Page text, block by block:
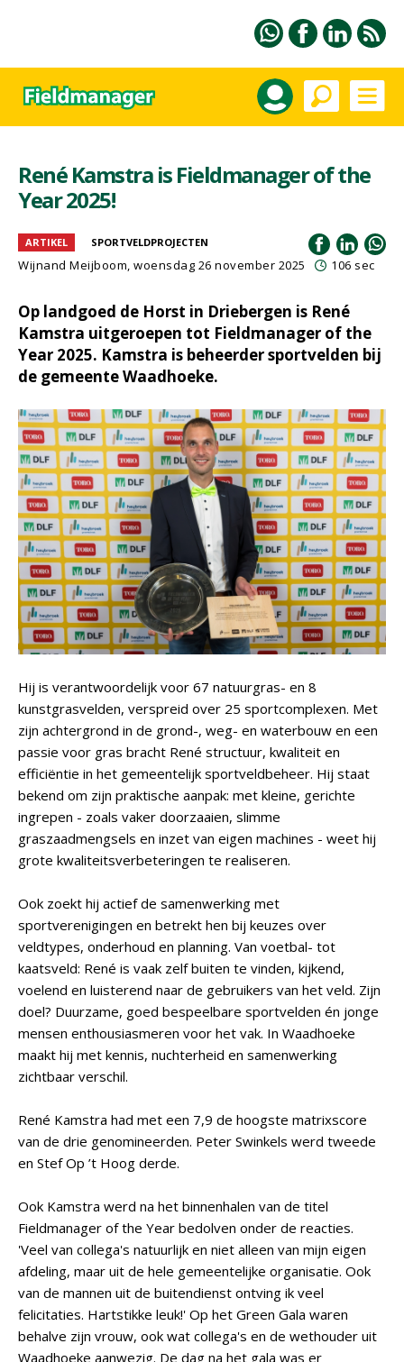
René Kamstra is Fieldmanager of the
Year 2025!
ARTIKEL SPORTVELDPROJECTEN
Wijnand Meijboom, woensdag 26 november 2025 106 sec
Op landgoed de Horst in Driebergen is René
Kamstra uitgeroepen tot Fieldmanager of the
Year 2025. Kamstra is beheerder sportvelden bij
de gemeente Waadhoeke.
Hij is verantwoordelijk voor 67 natuurgras- en 8
kunstgrasvelden, verspreid over 25 sportcomplexen. Met
zijn achtergrond in de grond-, weg- en waterbouw en een
passie voor gras bracht René structuur, kwaliteit en
efficiëntie in het gemeentelijk sportveldbeheer. Hij staat
bekend om zijn praktische aanpak: met kleine, gerichte
ingrepen - zoals vaker doorzaaien, slimme
graszaadmengsels en inzet van eigen machines - weet hij
grote kwaliteitsverbeteringen te realiseren.
Ook zoekt hij actief de samenwerking met
sportverenigingen en betrekt hen bij keuzes over
veldtypes, onderhoud en planning. Van voetbal- tot
kaatsveld: René is vaak zelf buiten te vinden, kijkend,
voelend en luisterend naar de gebruikers van het veld. Zijn
doel? Duurzame, goed bespeelbare sportvelden én jonge
mensen enthousiasmeren voor het vak. In Waadhoeke
maakt hij met kennis, nuchterheid en samenwerking
zichtbaar verschil.
René Kamstra had met een 7,9 de hoogste matrixscore
van de drie genomineerden. Peter Swinkels werd tweede
en Stef Op ’t Hoog derde.
Ook Kamstra werd na het binnenhalen van de titel
Fieldmanager of the Year bedolven onder de reacties.
'Veel van collega's natuurlijk en niet alleen van mijn eigen
afdeling, maar uit de hele gemeentelijke organisatie. Ook
van de mannen uit de buitendienst ontving ik veel
felicitaties. Hartstikke leuk!' Op het Green Gala waren
behalve zijn vrouw, ook wat collega's en de wethouder uit
Waadhoeke aanwezig. De dag na het gala was er